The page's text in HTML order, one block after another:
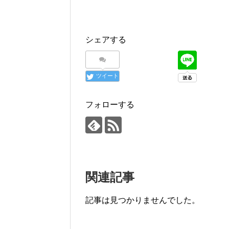
シェアする
ツイート
フォローする
関連記事
記事は見つかりませんでした。